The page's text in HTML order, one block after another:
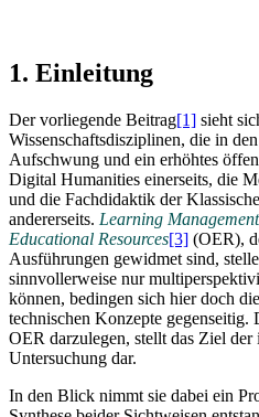
1. Einleitung
Der vorliegende Beitrag[1] sieht
Wissenschaftsdisziplinen, die in
Aufschwung und ein erhöhtes
Digital Humanities einerseits, die
und die Fachdidaktik der
andererseits. Learning
Educational Resources[3] (OER),
Ausführungen gewidmet sind,
sinnvollerweise nur
können, bedingen sich hier doch
technischen Konzepte
OER darzulegen, stellt das Ziel
Untersuchung dar.
In den Blick nimmt sie dabei ein